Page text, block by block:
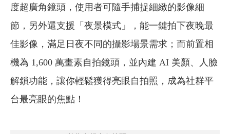
度超廣角鏡頭，使用者可隨手捕捉細緻的影像細
節，另外還支援「夜景模式」，能一鍵拍下夜晚最
佳影像，滿足日夜不同的攝影場景需求；而前置相
機為 1,600 萬畫素自拍鏡頭，並內建 AI 美顏、人臉
解鎖功能，讓你輕鬆獲得亮眼自拍照，成為社群平
台最亮眼的焦點！